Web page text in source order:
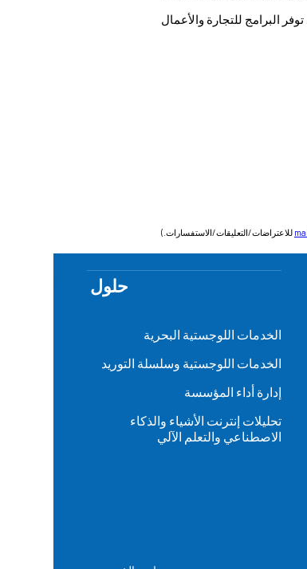
البرامج للتجارة والأعمال
للاعتراضات/التعليقات/الاستفسارات.)
حلول
الخدمات اللوجستية البحرية
الخدمات اللوجستية وسلسلة التوريد
إدارة أداء المؤسسة
تحليلات إنترنت الأشياء والذكاء
الاصطناعي والتعلم الآلي